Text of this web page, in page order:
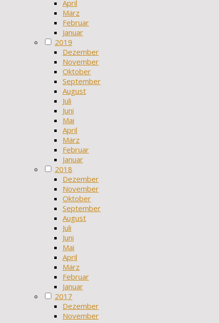
April
März
Februar
Januar
2019
Dezember
November
Oktober
September
August
Juli
Juni
Mai
April
März
Februar
Januar
2018
Dezember
November
Oktober
September
August
Juli
Juni
Mai
April
März
Februar
Januar
2017
Dezember
November